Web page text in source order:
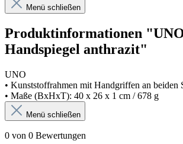
Menü schließen
Produktinformationen
Handspiegel anthrazit"
UNO
• Kunststoffrahmen mit Handgriffen an beiden
• Maße (BxHxT): 40 x 26 x 1 cm / 678 g
Menü schließen
0 von 0 Bewertungen